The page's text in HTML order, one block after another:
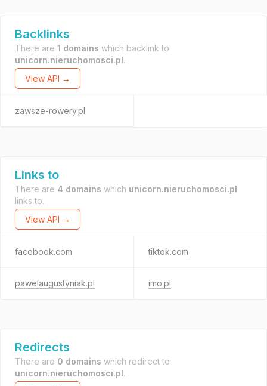
Backlinks
There are 1 domains which backlink to
unicorn.nieruchomosci.pl.
View API →
zawsze-rowery.pl
Links to
There are 4 domains which unicorn.nieruchomosci.pl
links to.
View API →
facebook.com tiktok.com
pawelaugustyniak.pl imo.pl
Redirects
There are 0 domains which redirect to
unicorn.nieruchomosci.pl.